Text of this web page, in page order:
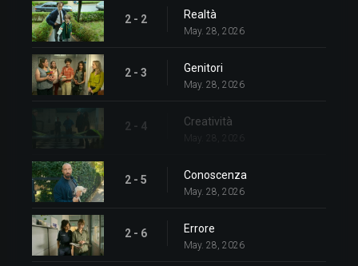
2 - 2 Realtà
May. 28, 2026
2 - 3 Genitori
May. 28, 2026
2 - 4 Creatività
May. 28, 2026
2 - 5 Conoscenza
May. 28, 2026
2 - 6 Errore
May. 28, 2026